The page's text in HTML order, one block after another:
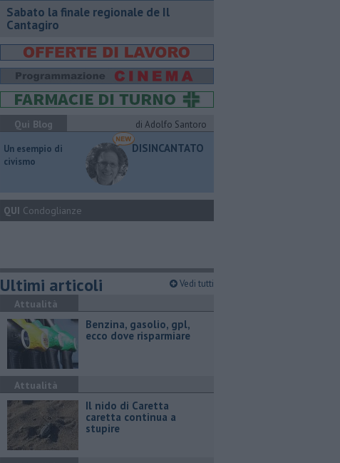
Sabato la finale regionale de Il
Cantagiro
Qui Blog
di Adolfo Santoro
​Un esempio di
civismo
DISINCANTATO
QUI Condoglianze
Ultimi articoli Vedi tutti
Attualità
​Benzina, gasolio, gpl,
ecco dove risparmiare
Attualità
Il nido di Caretta
caretta continua a
stupire